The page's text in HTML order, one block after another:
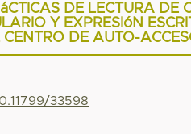
DE LECTURA DE
Y EXPRESIóN
CENTRO DE AUTO-
33598